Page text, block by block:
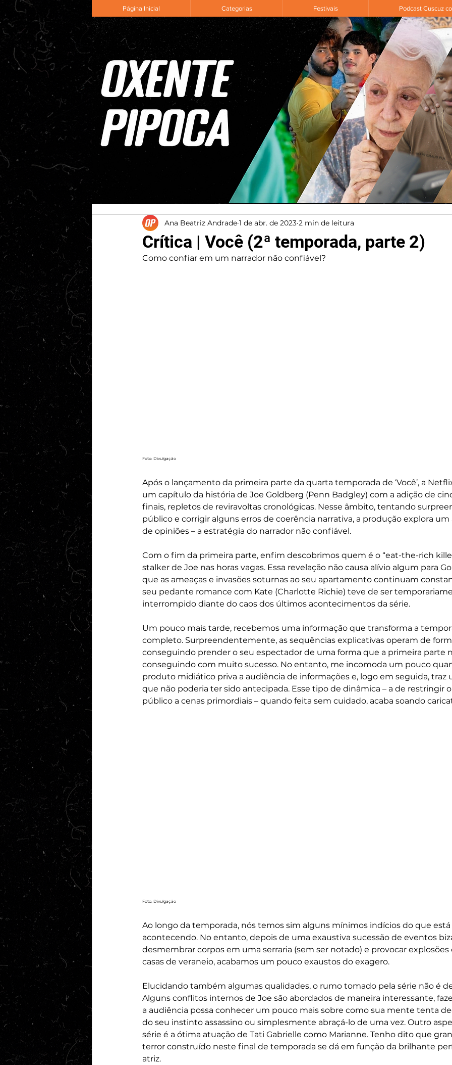
Página Inicial Categorias Festivais Podcast Cuscuz
Crítica | Você (2ª temporada, parte 2)
Ana Beatriz Andrade 1 de abr. de 2023 2 min de leitura
Como confiar em um narrador não confiável?
Foto: Divulgação
Após o lançamento da primeira parte da quarta temporada de ‘Você’, a
um capítulo da história de Joe Goldberg (Penn Badgley) com a adição de
finais, repletos de reviravoltas cronológicas. Nesse âmbito, tentando
público e corrigir alguns erros de coerência narrativa, a produção explora
de opiniões – a estratégia do narrador não confiável.
Com o fim da primeira parte, enfim descobrimos quem é o “eat-the-rich
stalker de Joe nas horas vagas. Essa revelação não causa alívio algum para
que as ameaças e invasões soturnas ao seu apartamento continuam
seu pedante romance com Kate (Charlotte Richie) teve de ser
interrompido diante do caos dos últimos acontecimentos da série.
Um pouco mais tarde, recebemos uma informação que transforma a
completo. Surpreendentemente, as sequências explicativas operam de
conseguindo prender o seu espectador de uma forma que a primeira parte
conseguindo com muito sucesso. No entanto, me incomoda um pouco
produto midiático priva a audiência de informações e, logo em seguida, traz
que não poderia ter sido antecipada. Esse tipo de dinâmica – a de restringir
público a cenas primordiais – quando feita sem cuidado, acaba soando
Foto: Divulgação
Ao longo da temporada, nós temos sim alguns mínimos indícios do que
acontecendo. No entanto, depois de uma exaustiva sucessão de eventos
desmembrar corpos em uma serraria (sem ser notado) e provocar
casas de veraneio, acabamos um pouco exaustos do exagero.
Elucidando também algumas qualidades, o rumo tomado pela série não é
Alguns conflitos internos de Joe são abordados de maneira interessante,
a audiência possa conhecer um pouco mais sobre como sua mente tenta
do seu instinto assassino ou simplesmente abraçá-lo de uma vez. Outro
série é a ótima atuação de Tati Gabrielle como Marianne. Tenho dito que
terror construído neste final de temporada se dá em função da brilhante
atriz.